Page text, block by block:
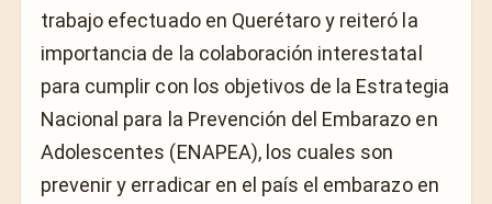
trabajo efectuado en Querétaro y reiteró la
importancia de la colaboración interestatal
para cumplir con los objetivos de la Estrategia
Nacional para la Prevención del Embarazo en
Adolescentes (ENAPEA), los cuales son
prevenir y erradicar en el país el embarazo en